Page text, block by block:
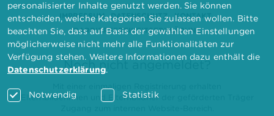
IMPRESSUM DATENSCHUTZ
KONTAKT
BARRIEREFREIHEITSERKLÄRUNG
Noch nicht angemeldet?
Mit einer einmaligen Registrierung erhalten
Elternbilderinnen und Elternbildner der geförderten Träger
personalisierter Inhalte genutzt werden. Sie können
entscheiden, welche Kategorien Sie zulassen wollen. Bitte
beachten Sie, dass auf Basis der gewählten Einstellungen
möglicherweise nicht mehr alle Funktionalitäten zur
Verfügung stehen. Weitere Informationen dazu enthält die
Datenschutzerklärung.
Notwendig Statistik